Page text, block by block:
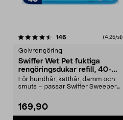
146recensioner (4,25/st)
Golvrengöring
Swiffer Wet Pet fuktiga
rengöringsdukar refill, 40-
pack
För hundhår, katthår, damm och
smuts – passar Swiffer Sweeper
169,90
4.5 av 5 stjärnor